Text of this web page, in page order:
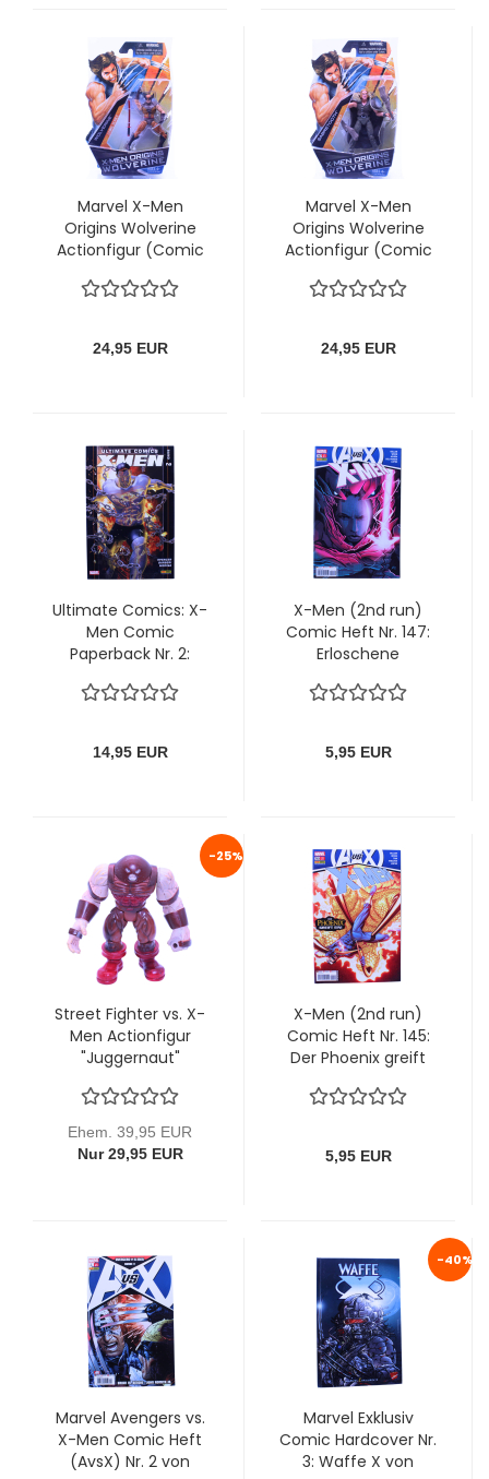
Marvel X-Men
Origins Wolverine
Actionfigur (Comic
(brown outfit)
24,95 EUR
Marvel X-Men
Origins Wolverine
Actionfigur (Comic
24,95 EUR
Ultimate Comics: X-
Men Comic
Paperback Nr. 2:
Schrecken von
14,95 EUR
X-Men (2nd run)
Comic Heft Nr. 147:
Erloschene
Panini
5,95 EUR
-25%
Street Fighter vs. X-
Men Actionfigur
"Juggernaut"
1998)
Ehem. 39,95 EUR
Nur 29,95 EUR
X-Men (2nd run)
Comic Heft Nr. 145:
Der Phoenix greift
5,95 EUR
Marvel Avengers vs.
X-Men Comic Heft
(AvsX) Nr. 2 von
-40%
Marvel Exklusiv
Comic Hardcover Nr.
3: Waffe X von